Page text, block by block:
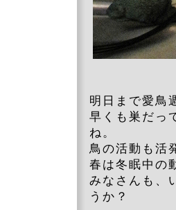
明日まで愛鳥
早くも巣だっ
ね。
鳥の活動も活
春は冬眠中
みなさんも、
うか？